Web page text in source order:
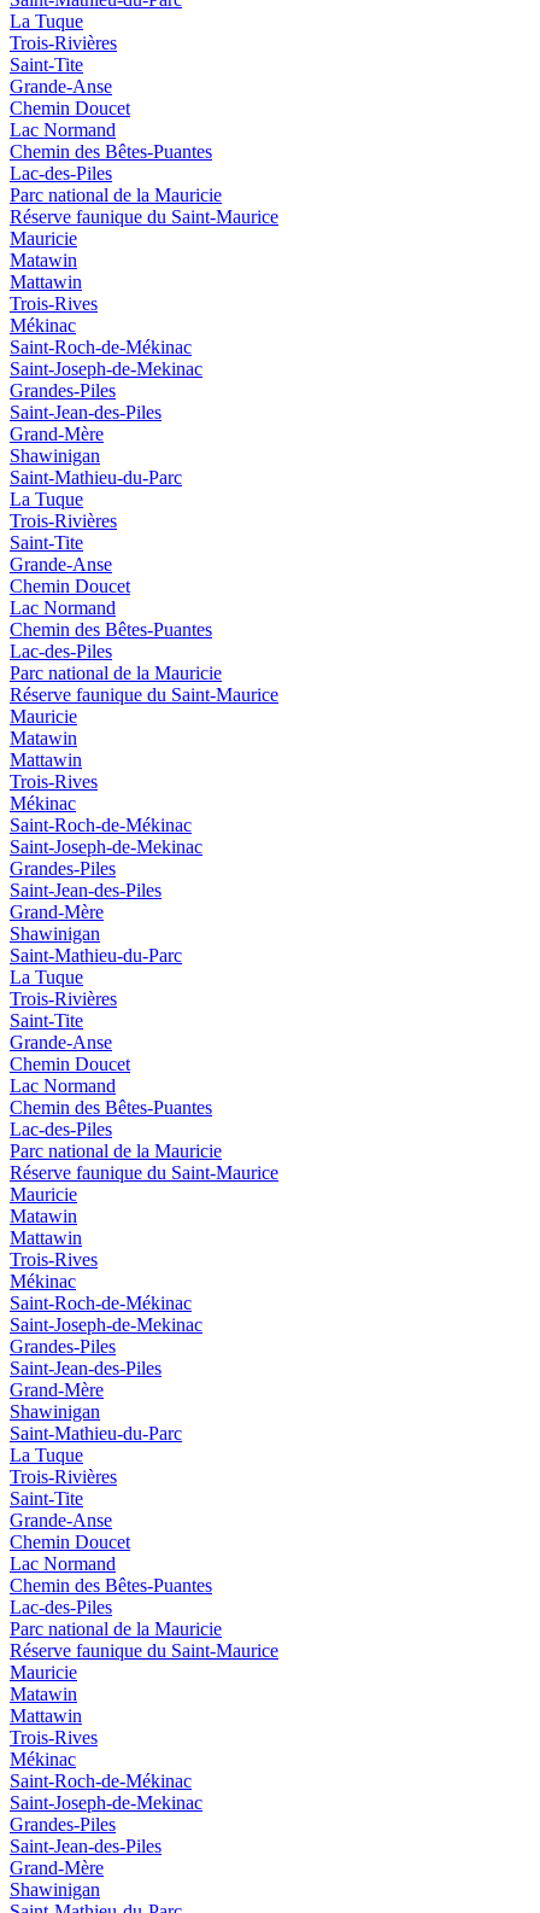
La Tuque
Trois-Rivières
Saint-Tite
Grande-Anse
Chemin Doucet
Lac Normand
Chemin des Bêtes-Puantes
Lac-des-Piles
Parc national de la Mauricie
Réserve faunique du Saint‑Maurice
Mauricie
Matawin
Mattawin
Trois-Rives
Mékinac
Saint-Roch-de-Mékinac
Saint-Joseph-de-Mekinac
Grandes-Piles
Saint-Jean-des-Piles
Grand-Mère
Shawinigan
Saint-Mathieu-du-Parc
La Tuque
Trois-Rivières
Saint-Tite
Grande-Anse
Chemin Doucet
Lac Normand
Chemin des Bêtes-Puantes
Lac-des-Piles
Parc national de la Mauricie
Réserve faunique du Saint‑Maurice
Mauricie
Matawin
Mattawin
Trois-Rives
Mékinac
Saint-Roch-de-Mékinac
Saint-Joseph-de-Mekinac
Grandes-Piles
Saint-Jean-des-Piles
Grand-Mère
Shawinigan
Saint-Mathieu-du-Parc
La Tuque
Trois-Rivières
Saint-Tite
Grande-Anse
Chemin Doucet
Lac Normand
Chemin des Bêtes-Puantes
Lac-des-Piles
Parc national de la Mauricie
Réserve faunique du Saint‑Maurice
Mauricie
Matawin
Mattawin
Trois-Rives
Mékinac
Saint-Roch-de-Mékinac
Saint-Joseph-de-Mekinac
Grandes-Piles
Saint-Jean-des-Piles
Grand-Mère
Shawinigan
Saint-Mathieu-du-Parc
La Tuque
Trois-Rivières
Saint-Tite
Grande-Anse
Chemin Doucet
Lac Normand
Chemin des Bêtes-Puantes
Lac-des-Piles
Parc national de la Mauricie
Réserve faunique du Saint‑Maurice
Mauricie
Matawin
Mattawin
Trois-Rives
Mékinac
Saint-Roch-de-Mékinac
Saint-Joseph-de-Mekinac
Grandes-Piles
Saint-Jean-des-Piles
Grand-Mère
Shawinigan